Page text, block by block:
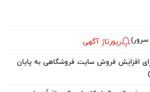
رپورتاژ آگهی
افزایش فروش سایت فروشگاهی به پایان